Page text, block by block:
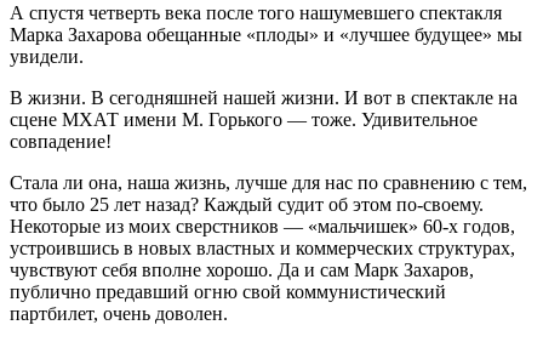
А спустя четверть века после того нашумевшего спектакля
Марка Захарова обещанные «плоды» и «лучшее будущее» мы
увидели.
В жизни. В сегодняшней нашей жизни. И вот в спектакле на
сцене МХАТ имени М. Горького — тоже. Удивительное
совпадение!
Стала ли она, наша жизнь, лучше для нас по сравнению с тем,
что было 25 лет назад? Каждый судит об этом по-своему.
Некоторые из моих сверстников — «мальчишек» 60-х годов,
устроившись в новых властных и коммерческих структурах,
чувствуют себя вполне хорошо. Да и сам Марк Захаров,
публично предавший огню свой коммунистический
партбилет, очень доволен.